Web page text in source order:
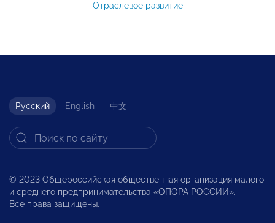
Отраслевое развитие
Русский English 中文
© 2023 Общероссийская общественная организация малого
и среднего предпринимательства «ОПОРА РОССИИ».
Все права защищены.